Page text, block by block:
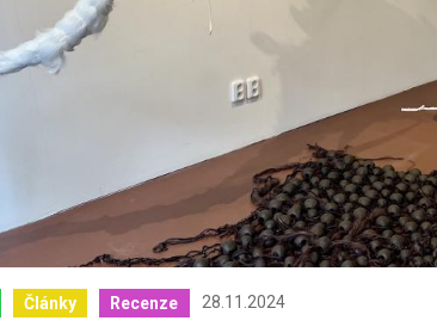
Články Recenze 28.11.2024